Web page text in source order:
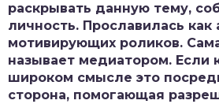
раскрывать данную тему,
личность. Прославилась
мотивирующих роликов.
называет медиатором. Если
широком смысле это
сторона, помогающая